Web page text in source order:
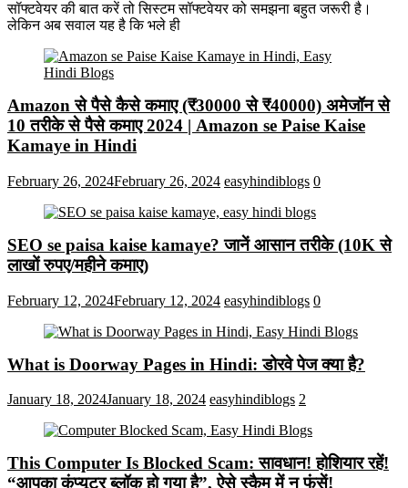
सॉफ्टवेयर की बात करें तो सिस्टम सॉफ्टवेयर को समझना बहुत जरूरी है।
लेकिन अब सवाल यह है कि भले ही
Amazon से पैसे कैसे कमाए (₹30000 से ₹40000) अमेजॉन से
10 तरीके से पैसे कमाए 2024 | Amazon se Paise Kaise
Kamaye in Hindi
February 26, 2024February 26, 2024 easyhindiblogs 0
SEO se paisa kaise kamaye? जानें आसान तरीके (10K से
लाखों रुपए/महीने कमाए)
February 12, 2024February 12, 2024 easyhindiblogs 0
What is Doorway Pages in Hindi: डोरवे पेज क्या है?
January 18, 2024January 18, 2024 easyhindiblogs 2
This Computer Is Blocked Scam: सावधान! होशियार रहें!
“आपका कंप्यूटर ब्लॉक हो गया है”, ऐसे स्कैम में न फंसें!